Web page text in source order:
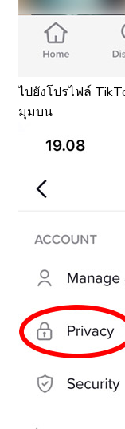
ไปยังโปรไฟล์
มุมบน